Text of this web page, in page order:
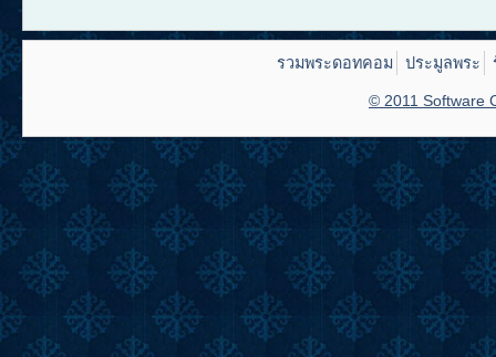
รวมพระดอทคอม ประมูลพระ
© 2011 Software